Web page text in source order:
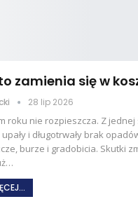
zamienia się w
28 lip 2026
roku nie rozpieszcza. Z
i długotrwały brak
burze i gradobicia. Skutki
…